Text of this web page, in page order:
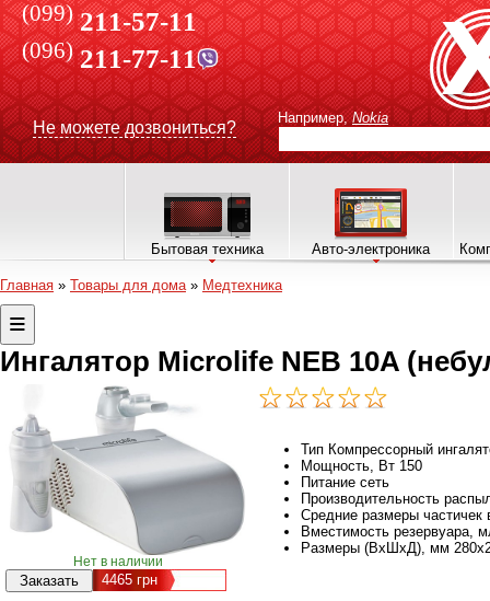
(099) 211-57-11
(096)211-77-11
Не можете дозвониться?
Например, Nokia
Бытовая техника Авто-электроника
Главная » Товары для дома» Медтехника
Ингалятор Microlife NEB 10A
Нет в наличии
4465 грн
Тип Компрессорный
Мощность, Вт 150
Питание сеть
Производительность
Средние размеры частичек
Вместимость резервуара,
Размеры (ВхШхД), мм